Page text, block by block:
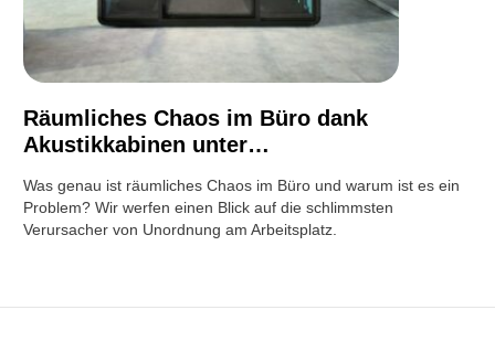
Räumliches Chaos im Büro dank
Akustikkabinen unter…
Was genau ist räumliches Chaos im Büro und warum ist es ein
Problem? Wir werfen einen Blick auf die schlimmsten
Verursacher von Unordnung am Arbeitsplatz.